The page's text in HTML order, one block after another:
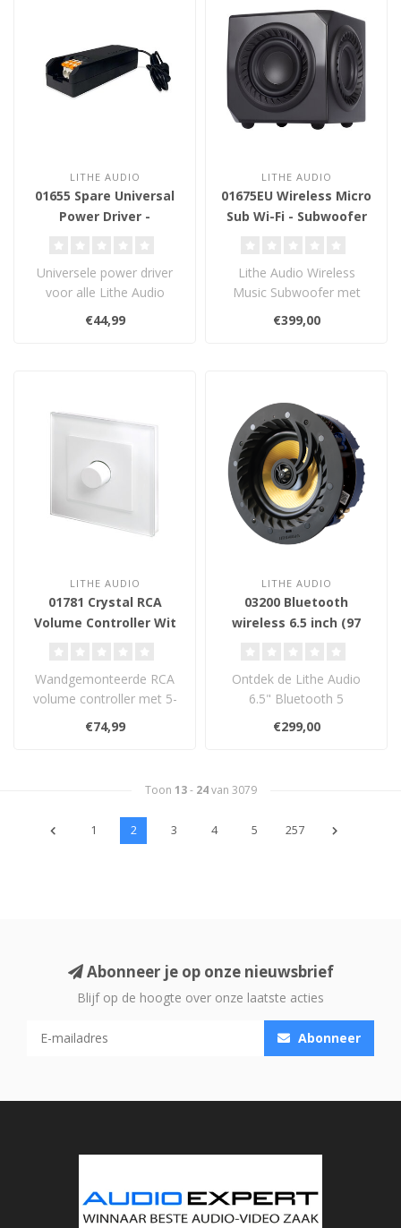
LITHE AUDIO
01655 Spare Universal
Power Driver -
Universele power driver
voor alle Lithe Audio
actieve
plafondluidsprekers.
€44,99
LITHE AUDIO
01675EU Wireless Micro
Sub Wi-Fi - Subwoofer
Lithe Audio Wireless
Music Subwoofer met
AirPlay 2 en Chromecast.
Compact formaa..
€399,00
LITHE AUDIO
01781 Crystal RCA
Volume Controller Wit
Wandgemonteerde RCA
volume controller met 5-
uit-stand. G..
€74,99
LITHE AUDIO
03200 Bluetooth
wireless 6.5 inch (97
Ontdek de Lithe Audio
6.5" Bluetooth 5
één oplossing ..
€299,00
Toon 13- 24van 3079
1 2 3 4 5 257
Abonneer je op onze nieuwsbrief
Blijf op de hoogte over onze laatste acties
Abonneer